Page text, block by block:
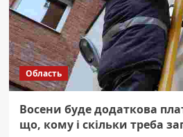
Область
Восени буде додаткова
що, кому і скільки треба